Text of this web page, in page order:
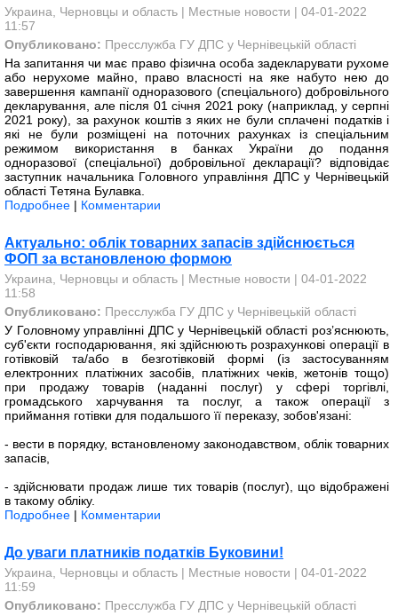
Украина, Черновцы и область | Местные новости | 04-01-2022
11:57
Опубликовано: Пресслужба ГУ ДПС у Чернівецькій області
На запитання чи має право фізична особа задекларувати рухоме
або нерухоме майно, право власності на яке набуто нею до
завершення кампанії одноразового (спеціального) добровільного
декларування, але після 01 січня 2021 року (наприклад, у серпні
2021 року), за рахунок коштів з яких не були сплачені податків і
які не були розміщені на поточних рахунках із спеціальним
режимом використання в банках України до подання
одноразової (спеціальної) добровільної декларації? відповідає
заступник начальника Головного управління ДПС у Чернівецькій
області Тетяна Булавка.
Подробнее | Комментарии
Актуально: облік товарних запасів здійснюється
ФОП за встановленою формою
Украина, Черновцы и область | Местные новости | 04-01-2022
11:58
Опубликовано: Пресслужба ГУ ДПС у Чернівецькій області
У Головному управлінні ДПС у Чернівецькій області роз’яснюють,
суб'єкти господарювання, які здійснюють розрахункові операції в
готівковій та/або в безготівковій формі (із застосуванням
електронних платіжних засобів, платіжних чеків, жетонів тощо)
при продажу товарів (наданні послуг) у сфері торгівлі,
громадського харчування та послуг, а також операції з
приймання готівки для подальшого її переказу, зобов'язані:
- вести в порядку, встановленому законодавством, облік товарних
запасів,
- здійснювати продаж лише тих товарів (послуг), що відображені
в такому обліку.
Подробнее | Комментарии
До уваги платників податків Буковини!
Украина, Черновцы и область | Местные новости | 04-01-2022
11:59
Опубликовано: Пресслужба ГУ ДПС у Чернівецькій області